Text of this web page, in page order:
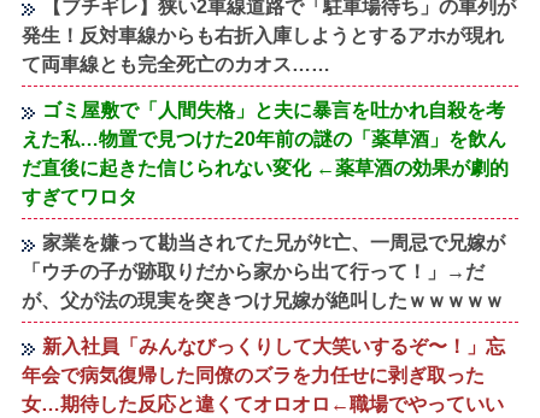
【ブチギレ】狭い2車線道路で「駐車場待ち」の車列が
発生！反対車線からも右折入庫しようとするアホが現れ
て両車線とも完全死亡のカオス……
ゴミ屋敷で「人間失格」と夫に暴言を吐かれ自殺を考
えた私…物置で見つけた20年前の謎の「薬草酒」を飲ん
だ直後に起きた信じられない変化 ←薬草酒の効果が劇的
すぎてワロタ
家業を嫌って勘当されてた兄がﾀﾋ亡、一周忌で兄嫁が
「ウチの子が跡取りだから家から出て行って！」→だ
が、父が法の現実を突きつけ兄嫁が絶叫したｗｗｗｗｗ
新入社員「みんなびっくりして大笑いするぞ〜！」忘
年会で病気復帰した同僚のズラを力任せに剥ぎ取った
女…期待した反応と違くてオロオロ←職場でやっていい